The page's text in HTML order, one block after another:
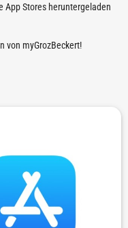
App Stores heruntergeladen
von myGrozBeckert!